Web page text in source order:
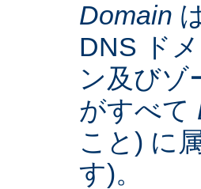
Domain
DNS ド
ン及びゾ
がすべて
こと) に
す)。